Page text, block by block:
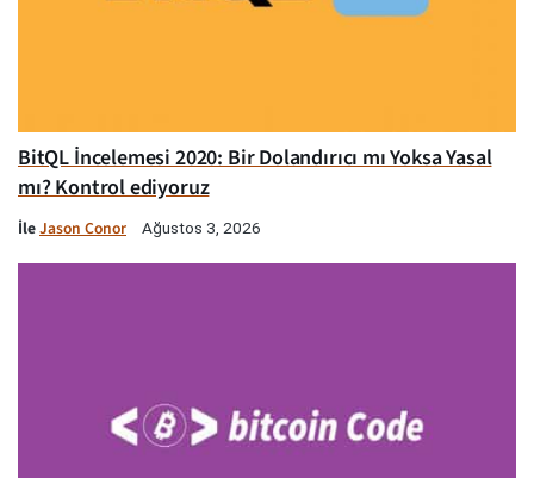
BitQL İncelemesi 2020: Bir Dolandırıcı mı Yoksa Yasal
mı? Kontrol ediyoruz
İleJason Conor Ağustos 3, 2026